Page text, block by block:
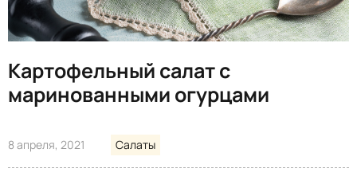
Картофельный салат с
маринованными огурцами
8 апреля, 2021 Салаты